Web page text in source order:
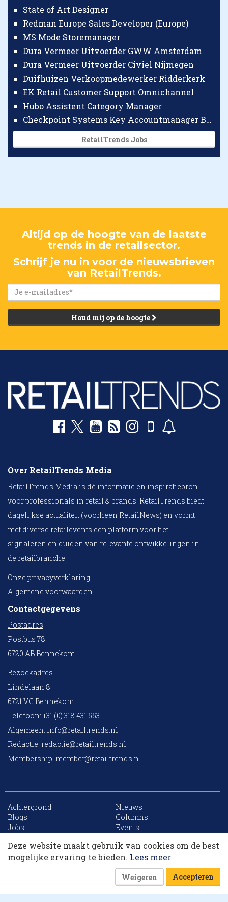
State of Art Designer
Redman Europe Sales Developer (Europe)
MS Mode Storemanager
Dura Vermeer Uitvoerder GWW Amsterdam
Dura Vermeer Uitvoerder Civiel Nijmegen
Duifhuizen Verkoopmedewerker Ridderkerk
EK Retail Customer Support Omnichannel
Hubo Assistent Category Manager
Checkpoint Systems Key Accountmanager Benelux
RetailTrends Jobs
Altijd op de hoogte van de laatste
trends in de retailsector.
Schrijf je nu in voor de nieuwsbrieven
van RetailTrends.
Houd mij op de hoogte
Over RetailTrends Media
RetailTrends Media is dé informatie en inspiratiebron
voor professionals in retail & brands. RetailTrends biedt
dagelijkse actualiteit (voorheen RetailNews) en vormt
met diverse retailevents een platform voor het
signaleren en duiden van relevante ontwikkelingen in
de retailbranche.
Onze privacyverklaring
Algemene voorwaarden
Contactgegevens
Postadres
Postbus 78
6720 AB Bennekom
Bezoekadres
Lindelaan 8
6721 VC Bennekom
Telefoon: +31 (0) 318 431 553
Algemeen: info@retailtrends.nl
Redactie: redactie@retailtrends.nl
Membership: member@retailtrends.nl
Achtergrond
Nieuws
Blogs
Columns
Jobs
Events
Archief
Sitemap
Website is powered by
Deze website maakt gebruik van cookies om de best
mogelijke ervaring te bieden. Lees meer
Weigeren Accepteren
10 collega’s
Korting op events